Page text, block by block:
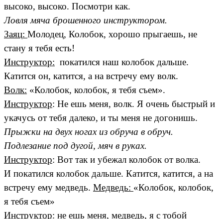
высоко, высоко. Посмотри как.
Ловля мяча брошенного инструктором.
Заяц: Молодец, Колобок, хорошо прыгаешь, не
стану я тебя есть!
Инструктор: покатился наш колобок дальше.
Катится он, катится, а на встречу ему волк.
Волк: «Колобок, колобок, я тебя съем».
Инструктор: Не ешь меня, волк. Я очень быстрый и
укачусь от тебя далеко, и ты меня не догонишь.
Прыжки на двух ногах из обруча в обруч.
Подлезание под дугой, мяч в руках.
Инструктор: Вот так и убежал колобок от волка.
И покатился колобок дальше. Катится, катится, а на
встречу ему медведь. Медведь: «Колобок, колобок,
я тебя съем»
Инструктор: не ешь меня, медведь, я с тобой